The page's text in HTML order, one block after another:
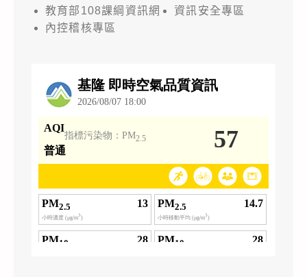
教育部108課綱資訊網
資訊安全專區
內控稽核專區